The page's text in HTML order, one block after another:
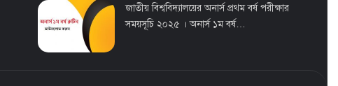
জাতীয় বিশ্ববিদ্যালয়ের অনার্স প্রথম বর্ষ পরীক্ষার
সময়সূচি ২০২৫ । অনার্স ১ম বর্ষ…